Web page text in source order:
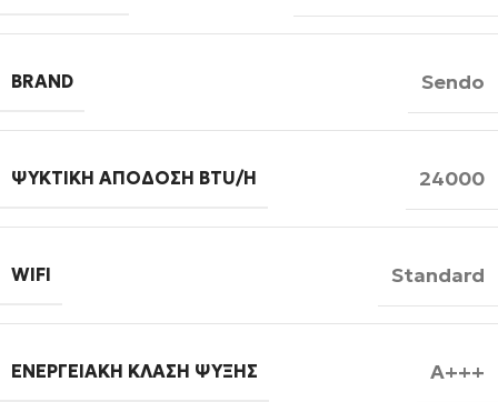
BRAND Sendo
ΨΥΚΤΙΚΉ ΑΠΌΔΟΣΗ BTU/H 24000
WIFI Standard
ΕΝΕΡΓΕΙΑΚΉ ΚΛΆΣΗ ΨΎΞΗΣ A+++